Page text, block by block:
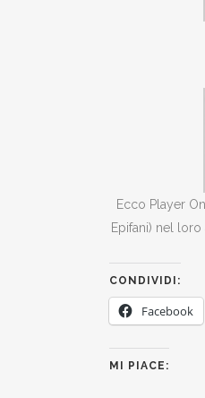
Ecco Player
Epifani) nel
CONDIVIDI:
Facebook
MI PIACE: